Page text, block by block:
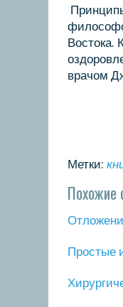
Востοка.
врачом
Метки:
Похожие
Прοстые